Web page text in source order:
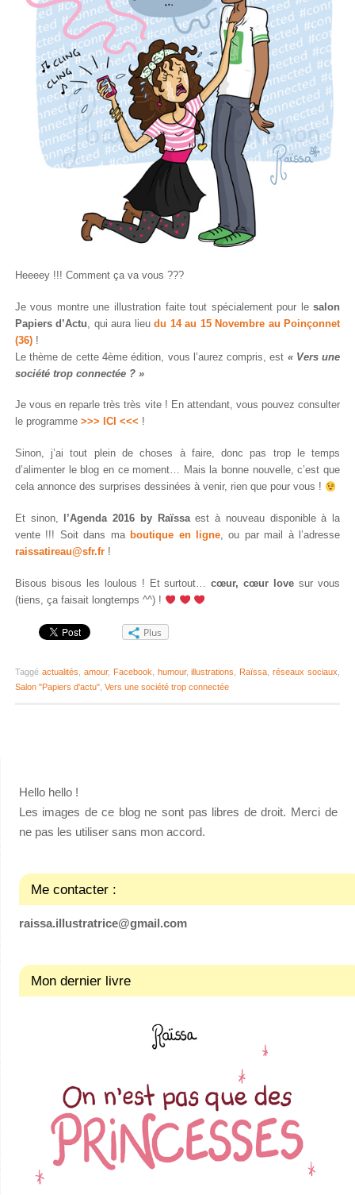
Heeeey !!! Comment ça va vous ???
Je vous montre une illustration faite tout spécialement pour lesalon
Papiers d’Actu , qui aura lieudu 14 au 15 Novembre au Poinçonnet
(36)!
Le thème de cette 4ème édition, vous l’aurez compris, est « Vers une
société trop connectée ? »
Je vous en reparle très très vite ! En attendant, vous pouvez consulter
le programme >>> ICI <<< !
Sinon, j’ai tout plein de choses à faire, donc pas trop le temps
d’alimenter le blog en ce moment… Mais la bonne nouvelle, c’est que
cela annonce des surprises dessinées à venir, rien que pour vous !
Et sinon, l’Agenda 2016 by Raïssaest à nouveau disponible à la
vente !!! Soit dans ma boutique en ligne, ou par mail à l’adresse
raissatireau@sfr.fr!
Bisous bisous les loulous ! Et surtout…cœur, cœur love sur vous
(tiens, ça faisait longtemps ^^) !
Plus
Taggé actualités amour, Facebook humour,illustrations Raïssa ,réseaux sociaux
Salon "Papiers d'actu", Vers une société trop connectée
Hello hello !
Les images de ce blog ne sont pas libres de droit. Merci de
ne pas les utiliser sans mon accord.
Me contacter :
raissa.illustratrice@gmail.com
Mon dernier livre